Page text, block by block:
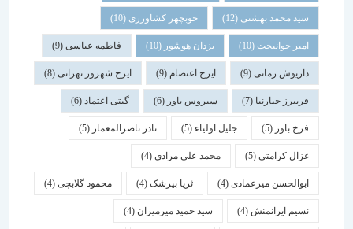
سید محمد بهشتی(12) خوبچهر کشاورزی(10)
امیر جوانبخت(10) یزدان هوشور(10) فاطمه عباسی(9)
داریوش زمانی(9) ایرج اعتصام(9) ایرج شهروز تهرانی(8)
فریبرز جبارنیا(7) سیروس باور(6) گیتی اعتماد(6)
فرخ باور(5) جلیل اولیاء(5) نادر ناصرالمعمار (5)
غزال کرامتی(5) محمد علی مرادی(4)
ابوالحسن میرعمادی(4) ثریا بیرشک(4) محمود گلابچی(4)
نسیم ایرانمنش(4) سید حمید میرمیران(4)